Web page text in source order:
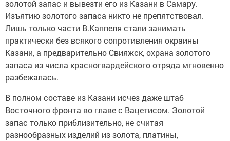
золотой запас и вывезти его из Казани в Самару.
Изъятию золотого запаса никто не препятствовал.
Лишь только части В.Каппеля стали занимать
практически без всякого сопротивления окраины
Казани, а предварительно Свияжск, охрана золотого
запаса из числа красногвардейского отряда мгновенно
разбежалась.
В полном составе из Казани исчез даже штаб
Восточного фронта во главе с Вацетисом. Золотой
запас только приблизительно, не считая
разнообразных изделий из золота, платины,